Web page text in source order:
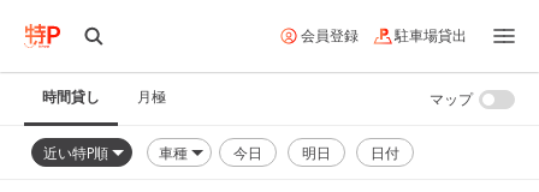
会員登録 駐車場貸出
時間貸し 月極
近い特P順 車種 今日 明日 日付
マップ